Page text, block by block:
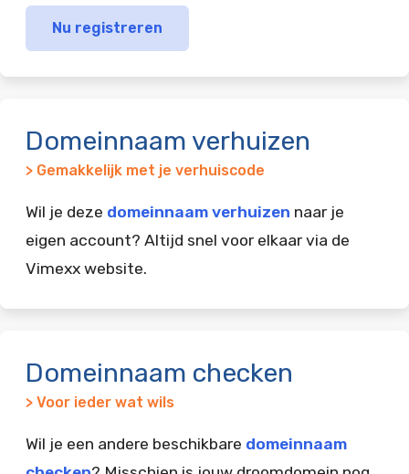
Nu registreren
Domeinnaam verhuizen
> Gemakkelijk met je verhuiscode
Wil je deze domeinnaam verhuizen naar je
eigen account? Altijd snel voor elkaar via de
Vimexx website.
Domeinnaam checken
> Voor ieder wat wils
Wil je een andere beschikbare domeinnaam